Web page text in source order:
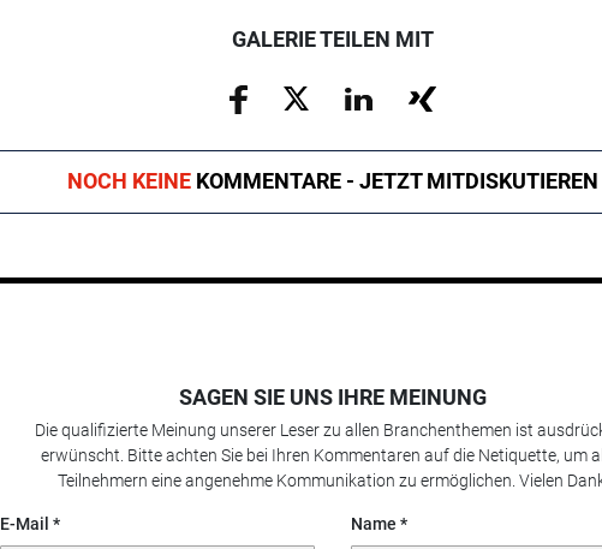
GALERIE TEILEN MIT
NOCH KEINE KOMMENTARE - JETZT MITDISKUTIEREN
SAGEN SIE UNS IHRE MEINUNG
Die qualifizierte Meinung unserer Leser zu allen Branchenthemen ist
erwünscht. Bitte achten Sie bei Ihren Kommentaren auf die Netiquette, um
Teilnehmern eine angenehme Kommunikation zu ermöglichen. Vielen
E-Mail Name